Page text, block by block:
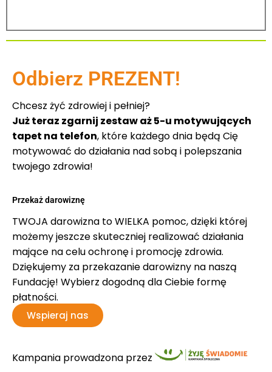
Odbierz PREZENT!
Chcesz żyć zdrowiej i pełniej?
Już teraz zgarnij zestaw aż 5-u motywujących
tapet na telefon, które każdego dnia będą Cię
motywować do działania nad sobą i polepszania
twojego zdrowia!
Przekaż darowiznę
TWOJA darowizna to WIELKA pomoc, dzięki której
możemy jeszcze skuteczniej realizować działania
mające na celu ochronę i promocję zdrowia.
Dziękujemy za przekazanie darowizny na naszą
Fundację! Wybierz dogodną dla Ciebie formę
płatności.
Wspieraj nas
Kampania prowadzona przez